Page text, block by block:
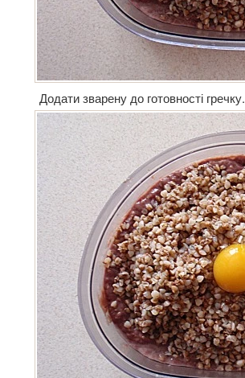
Додати зварену до готовності гречку.